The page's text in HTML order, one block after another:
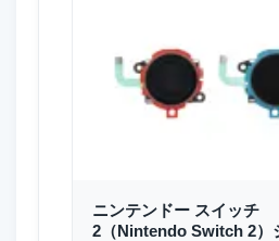
ニンテンドー スイッチ
2（Nintendo Switch 2）